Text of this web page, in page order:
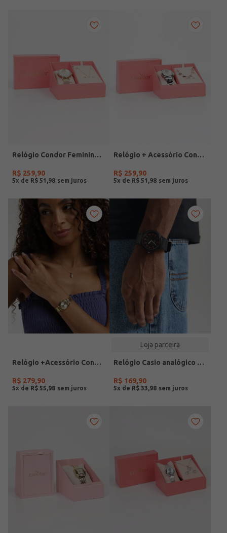
Relógio Condor Feminino DOURADO
R$ 259,90
5x de R$ 51 98
Relógio + Acessório Condor Feminino PRATA
R$ 259,90
5x de R$ 51 98
Relógio +Acessório Condor Feminino DOURADO
R$ 279,90
5x de R$ 55 98
Loja parceira
Relógio Casio analógico MW-240-4BVDF-SC
R$ 169,90
5x de R$ 33 98